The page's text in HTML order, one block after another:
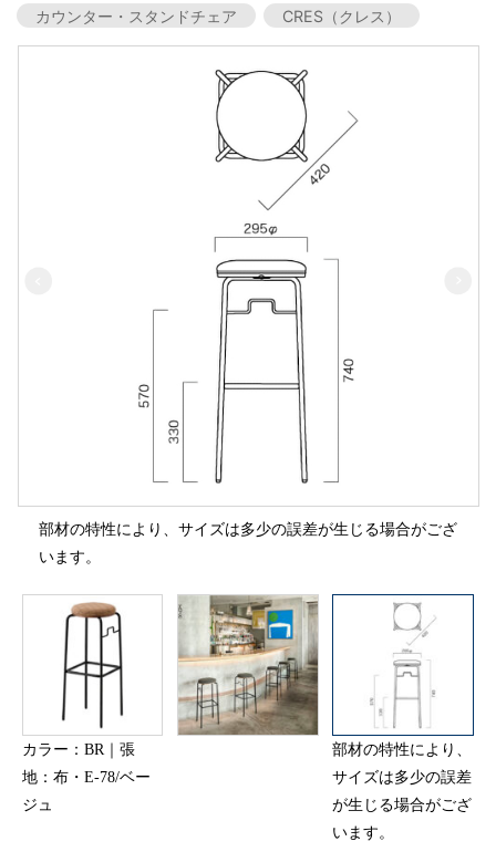
カウンター・スタンドチェア
CRES（クレス）
部材の特性により、サイズは多少の誤差が生じる場合がござ
います。
カラー：BR｜張
地：布・E-78/ベー
ジュ
部材の特性により、
サイズは多少の誤差
が生じる場合がござ
います。